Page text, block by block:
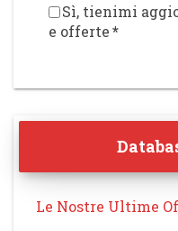
Sì, tienimi
e offerte*
Le Nostre Ultime